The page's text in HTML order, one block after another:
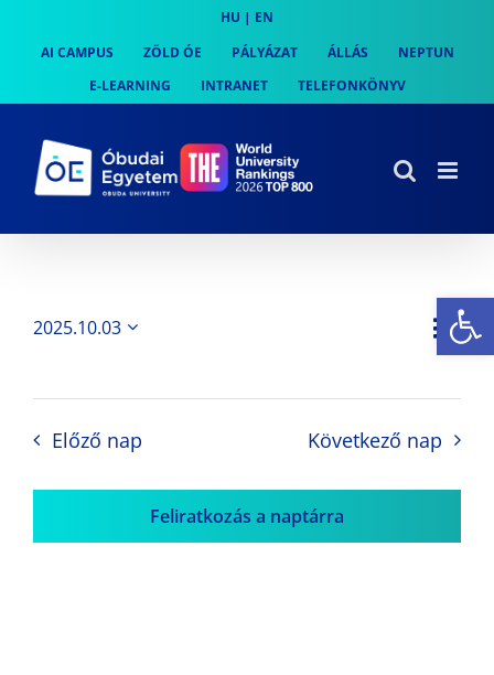
content
HU | EN
AI CAMPUS
ZÖLD ÓE PÁLYÁZAT ÁLLÁS
NEPTUN
E-LEARNING
INTRANET TELEFONKÖNYV
Nap
2025.10.03
Előző nap Következő nap
Feliratkozás a naptárra